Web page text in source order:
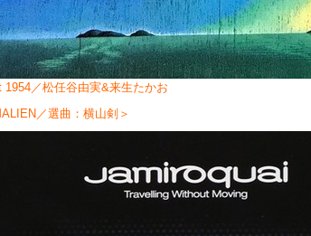
1954／松任谷由実&来生たかお
／選曲：横山剣＞